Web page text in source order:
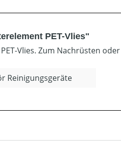
PET-Vlies"
Vlies. Zum Nachrüsten oder
Reinigungsgeräte